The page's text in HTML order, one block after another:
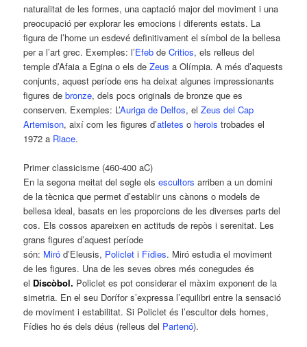
naturalitat de les formes, una captació major del moviment i una
preocupació per explorar les emocions i diferents estats. La
figura de l’home un esdevé definitivament el símbol de la bellesa
per a l’art grec. Exemples: l’Efeb deCritios, els relleus del
temple d’Afaia a Egina o els deZeus a Olímpia. A més d’aquests
conjunts, aquest període ens ha deixat algunes impressionants
figures debronze, dels pocs originals de bronze que es
conserven. Exemples: L’Auriga de Delfos, elZeus del Cap
Artemison, així com les figures d’atletes o herois trobades el
1972 a Riace.
Primer classicisme (460-400 aC)
En la segona meitat del segle elsescultors arriben a un domini
de la tècnica que permet d’establir uns cànons o models de
bellesa ideal, basats en les proporcions de les diverses parts del
cos. Els cossos apareixen en actituds de repòs i serenitat. Les
grans figures d’aquest període
són: Miró d’Eleusis, Policlet i Fídies. Miró estudia el moviment
de les figures. Una de les seves obres més conegudes és
el Discòbol. Policlet es pot considerar el màxim exponent de la
simetria. En el seu Dorífor s’expressa l’equilibri entre la sensació
de moviment i estabilitat. Si Policlet és l’escultor dels homes,
Fídies ho és dels déus (relleus del Partenó).